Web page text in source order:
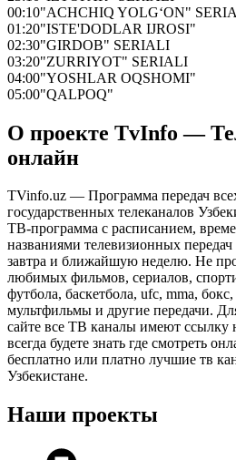
00:10"ACHCHIQ YOLG‘ON"
01:20"ISTE'DODLAR IJROSI"
02:30"GIRDOB" SERIALI
03:20"ZURRIYOT" SERIALI
04:00"YOSHLAR OQSHOMI"
05:00"QALPOQ"
О проекте TvInfo —
онлайн
TVinfo.uz — Программа передач
государственных телеканалов
ТВ-программа с расписанием,
названиями телевизионных
завтра и ближайшую неделю. Не
любимых фильмов, сериалов,
футбола, баскетбола, ufc, mma,
мультфильмы и другие передачи.
сайте все ТВ каналы имеют ссылку
всегда будете знать где смотреть
бесплатно или платно лучшие тв
Узбекистане.
Наши проекты